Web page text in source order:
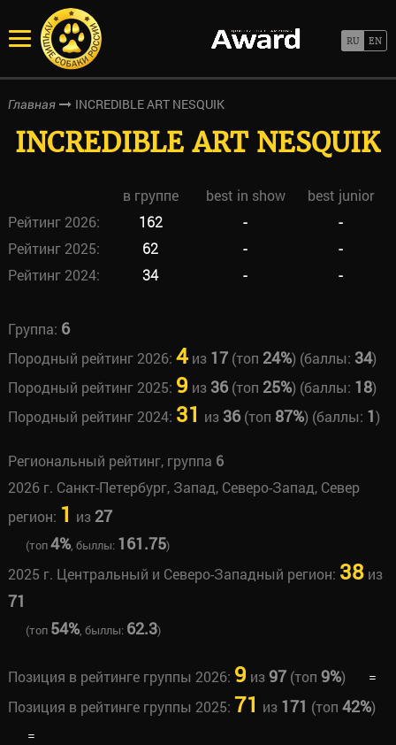
Главная INCREDIBLE ART NESQUIK
INCREDIBLE ART NESQUIK
в группе best in show
best junior
Рейтинг 2026:
162 -
-
Рейтинг 2025:
62 -
-
Рейтинг 2024:
34 - -
Группа: 6
Породный рейтинг 2026: 4из 17(топ 24%) (баллы: 34)
Породный рейтинг 2025: 9 из 36(топ 25%) (баллы: 18)
Породный рейтинг 2024: 31 из 36(топ 87%) (баллы: 1)
Региональный рейтинг, группа 6
2026 г. Санкт-Петербург, Запад, Северо-Запад, Север
регион: 1 из 27
(топ4%, быллы: 161.75)
2025 г. Центральный и Северо-Западный регион: 38из
71
(топ 54%, быллы: 62.3)
Позиция в рейтинге группы 2026: 9 из97(топ 9%)
=
Позиция в рейтинге группы 2025: 71 из 171 (топ 42%)
=